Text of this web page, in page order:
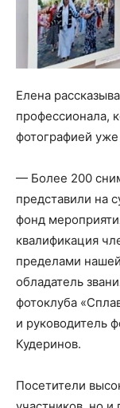
Елена
профессионала,
фотографией
— Более 200
представили на
фонд
квалификация
пределами
обладатель
фотоклуба
и руководитель
Кудеринов.
Посетители